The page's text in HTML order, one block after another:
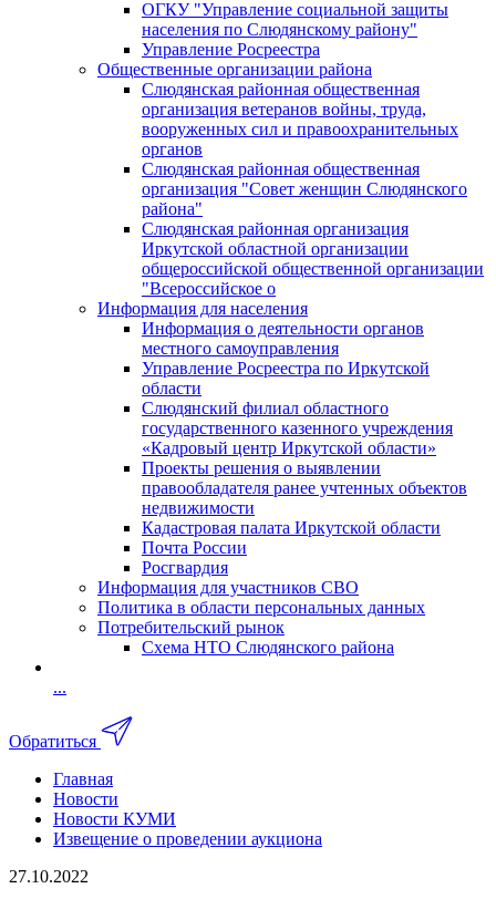
ОГКУ "Управление социальной защиты
населения по Слюдянскому району"
Управление Росреестра
Общественные организации района
Слюдянская районная общественная
организация ветеранов войны, труда,
вооруженных сил и правоохранительных
органов
Слюдянская районная общественная
организация "Совет женщин Слюдянского
района"
Слюдянская районная организация
Иркутской областной организации
общероссийской общественной организации
"Всероссийское о
Информация для населения
Информация о деятельности органов
местного самоуправления
Управление Росреестра по Иркутской
области
Слюдянский филиал областного
государственного казенного учреждения
«Кадровый центр Иркутской области»
Проекты решения о выявлении
правообладателя ранее учтенных объектов
недвижимости
Кадастровая палата Иркутской области
Почта России
Росгвардия
Информация для участников СВО
Политика в области персональных данных
Потребительский рынок
Схема НТО Слюдянского района
...
Обратиться
Главная
Новости
Новости КУМИ
Извещение о проведении аукциона
27.10.2022